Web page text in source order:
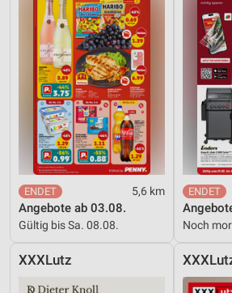
5,6 km
Angebote ab 03.08.
Gültig bis Sa. 08.08. Noch
XXXLutz